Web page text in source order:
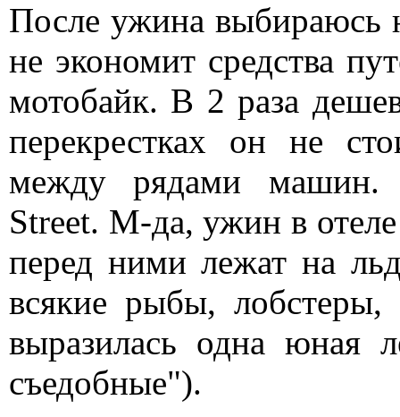
После ужина выбираюсь
не экономит средства
мотобайк. В 2 раза
перекрестках он не
между рядами машин.
Street. М-да, ужин в
перед ними лежат на
всякие рыбы, лобстеры,
выразилась одна юная
съедобные").